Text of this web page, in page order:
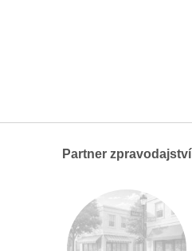
Partner zpravodajství